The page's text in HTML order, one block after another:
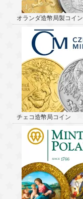
オランダ造幣局製コイン
チェコ造幣局コイン